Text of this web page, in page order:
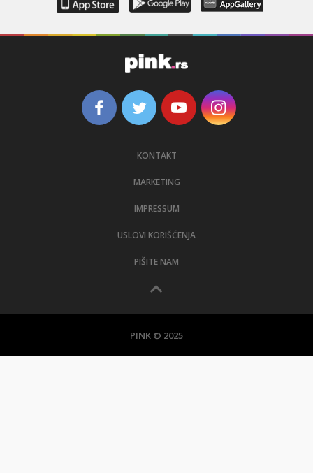
KONTAKT
MARKETING
IMPRESSUM
USLOVI KORIŠĆENJA
PIŠITE NAM
PINK © 2025